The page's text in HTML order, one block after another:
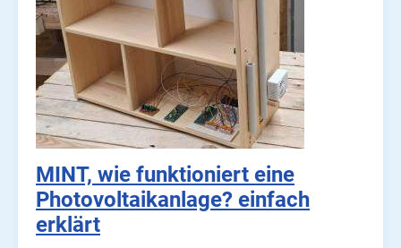
MINT, wie funktioniert eine
Photovoltaikanlage? einfach
erklärt